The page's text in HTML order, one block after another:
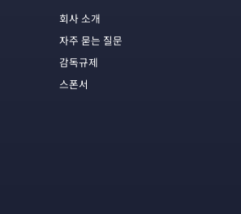
회사 소개
자주 묻는 질문
감독규제
스폰서